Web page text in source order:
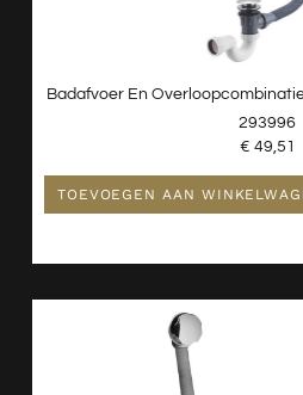
Badafvoer En
293996
€ 49,51
TOEVOEGEN AAN